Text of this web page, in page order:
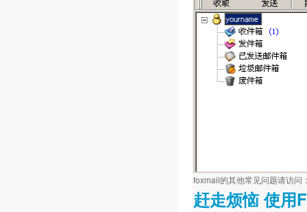
foxmail的其他常见问题请访
赶走烦恼 使用